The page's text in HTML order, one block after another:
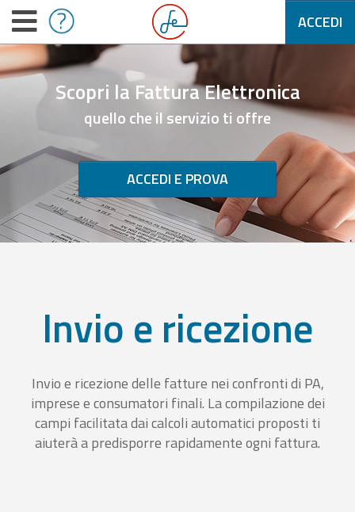
ACCEDI
Scopri la Fattura Elettronica
quello che il servizio ti offre
ACCEDI E PROVA
Invio e ricezione
Invio e ricezione delle fatture nei confronti di PA,
imprese e consumatori finali. La compilazione dei
campi facilitata dai calcoli automatici proposti ti
aiuterà a predisporre rapidamente ogni fattura.